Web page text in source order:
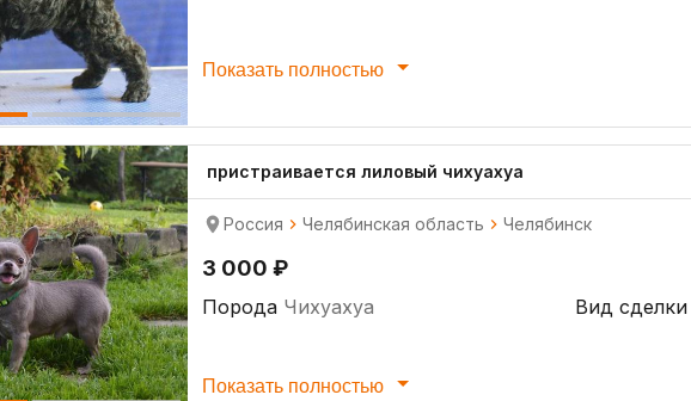
Показать полностью
пристраивается лиловый чихуахуа
Россия Челябинская область Челябинск
3 000 ₽
Порода Чихуахуа Вид сделки
Показать полностью